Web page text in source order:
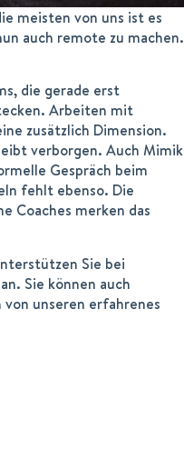
meisten von uns ist es
auch remote zu machen.
die gerade erst
Arbeiten mit
zusätzlich Dimension.
verborgen. Auch Mimik
Gespräch beim
fehlt ebenso. Die
Coaches merken das
Sie bei
Sie können auch
unseren erfahrenes